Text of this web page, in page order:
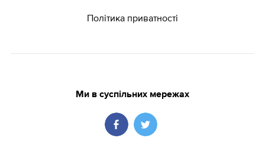
Політика приватності
Ми в суспільних мережах